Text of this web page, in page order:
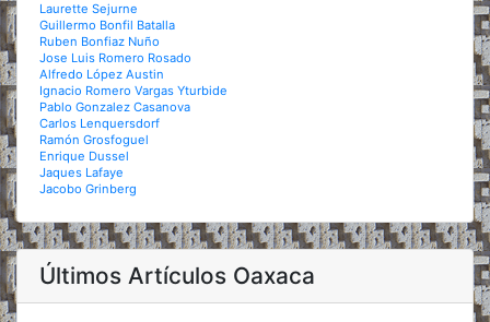
Laurette Sejurne
Guillermo Bonfil Batalla
Ruben Bonfiaz Nuño
Jose Luis Romero Rosado
Alfredo López Austin
Ignacio Romero Vargas Yturbide
Pablo Gonzalez Casanova
Carlos Lenquersdorf
Ramón Grosfoguel
Enrique Dussel
Jaques Lafaye
Jacobo Grinberg
Últimos Artículos Oaxaca